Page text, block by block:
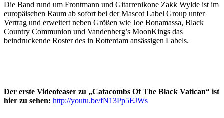
Die Band rund um Frontmann und Gitarrenikone Zakk Wylde ist im
europäischen Raum ab sofort bei der Mascot Label Group unter
Vertrag und erweitert neben Größen wie Joe Bonamassa, Black
Country Communion und Vandenberg’s MoonKings das
beindruckende Roster des in Rotterdam ansässigen Labels.
Der erste Videoteaser zu „Catacombs Of The Black Vatican“ ist
hier zu sehen: http://youtu.be/fN13Pp5EJWs